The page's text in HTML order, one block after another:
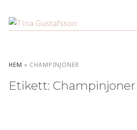
HEM » CHAMPINJONER
Etikett: Champinjoner